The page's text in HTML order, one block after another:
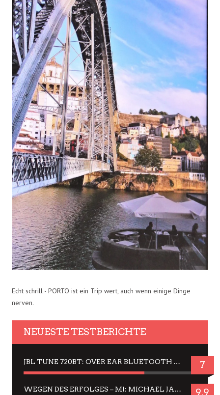
Echt schrill - PORTO ist ein Trip wert, auch wenn einige Dinge
nerven.
NEUESTE TESTBERICHTE
JBL TUNE 720BT: OVER EAR BLUETOOTH KOPFHÖRER UM DIE 50,-€ IM DAUER-TEST 7
WEGEN DES ERFOLGES – MJ: MICHAEL JACKSON MUSICAL IN EINER MATINEE SEHEN 9.9